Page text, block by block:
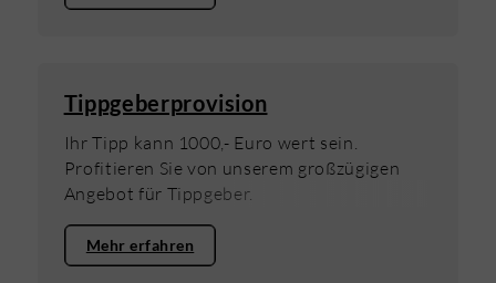
Tippgeberprovision
Ihr Tipp kann 1000,- Euro wert sein.
Profitieren Sie von unserem großzügigen
Angebot für Tippgeber.
Mehr erfahren